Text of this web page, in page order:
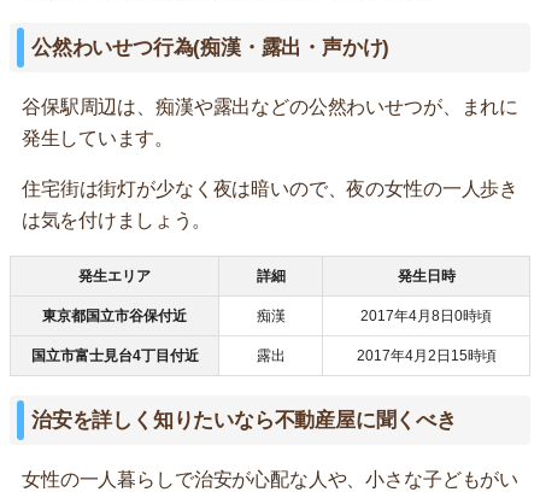
公然わいせつ行為(痴漢・露出・声かけ)
谷保駅周辺は、痴漢や露出などの公然わいせつが、まれに
発生しています。
住宅街は街灯が少なく夜は暗いので、夜の女性の一人歩き
は気を付けましょう。
発生エリア 詳細 発生日時
東京都国立市谷保付近 痴漢 2017年4月8日0時頃
国立市富士見台4丁目付近 露出 2017年4月2日15時頃
治安を詳しく知りたいなら不動産屋に聞くべき
女性の一人暮らしで治安が心配な人や、小さな子どもがい